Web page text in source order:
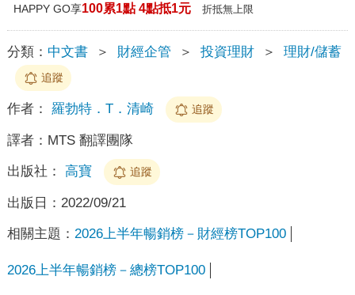
HAPPY GO享100累1點 4點抵1元 折抵無上限
分類： 中文書 ＞ 財經企管 ＞ 投資理財 ＞ 理財/儲蓄
追蹤
作者： 羅勃特．T．清崎 追蹤
譯者： MTS 翻譯團隊
出版社： 高寶 追蹤
出版日： 2022/09/21
相關主題： 2026上半年暢銷榜－財經榜TOP100
2026上半年暢銷榜－總榜TOP100